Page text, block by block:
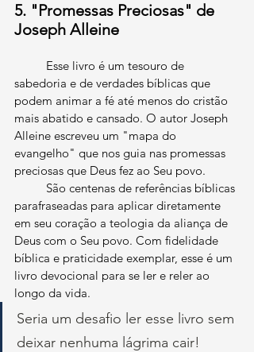
5. "Promessas Preciosas" de
Joseph Alleine
sabedoria e de verdades bíblicas que
podem animar a fé até menos do cristão
mais abatido e cansado. O autor Joseph
Alleine escreveu um "mapa do
evangelho" que nos guia nas promessas
preciosas que Deus fez ao Seu povo.
parafraseadas para aplicar diretamente
em seu coração a teologia da aliança de
Deus com o Seu povo. Com fidelidade
bíblica e praticidade exemplar, esse é um
livro devocional para se ler e reler ao
longo da vida.
Seria um desafio ler esse livro sem
deixar nenhuma lágrima cair!